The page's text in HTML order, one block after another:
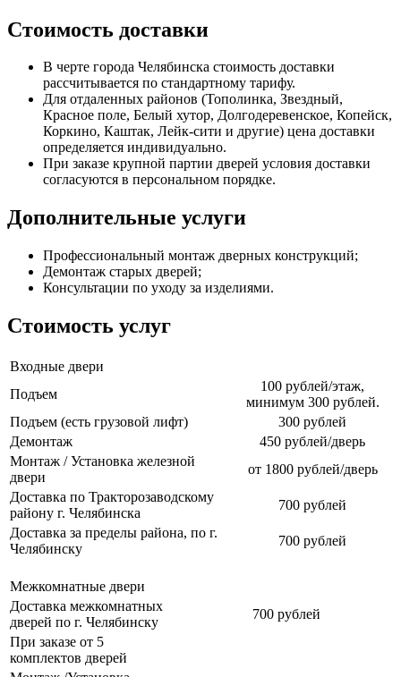
Стоимость доставки
В черте города Челябинска стоимость доставки
рассчитывается по стандартному тарифу.
Для отдаленных районов (Тополинка, Звездный,
Красное поле, Белый хутор, Долгодеревенское, Копейск,
Коркино, Каштак, Лейк-сити и другие) цена доставки
определяется индивидуально.
При заказе крупной партии дверей условия доставки
согласуются в персональном порядке.
Дополнительные услуги
Профессиональный монтаж дверных конструкций;
Демонтаж старых дверей;
Консультации по уходу за изделиями.
Стоимость услуг
Входные двери
Подъем
100 рублей/этаж,
минимум 300 рублей.
Подъем (есть грузовой лифт)
300 рублей
Демонтаж
450 рублей/дверь
Монтаж / Установка железной
двери
от 1800 рублей/дверь
Доставка по Тракторозаводскому
району г. Челябинска
700 рублей
Доставка за пределы района, по г.
Челябинску
700 рублей
Межкомнатные двери
Доставка межкомнатных
дверей по г. Челябинску
700 рублей
При заказе от 5
комплектов дверей